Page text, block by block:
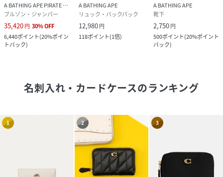
A BATHING APE PIRATE STORE
ブルゾン・ジャンパー
35,420円 30%OFF
6,440ポイント(20%ポイン
トバック)
A BATHING APE
リュック・バックパック
12,980円
118ポイント(1倍)
A BATHING APE
靴下
2,750円
500ポイント(20%ポイント
バック)
名刺入れ・カードケースのランキング
1 2 3